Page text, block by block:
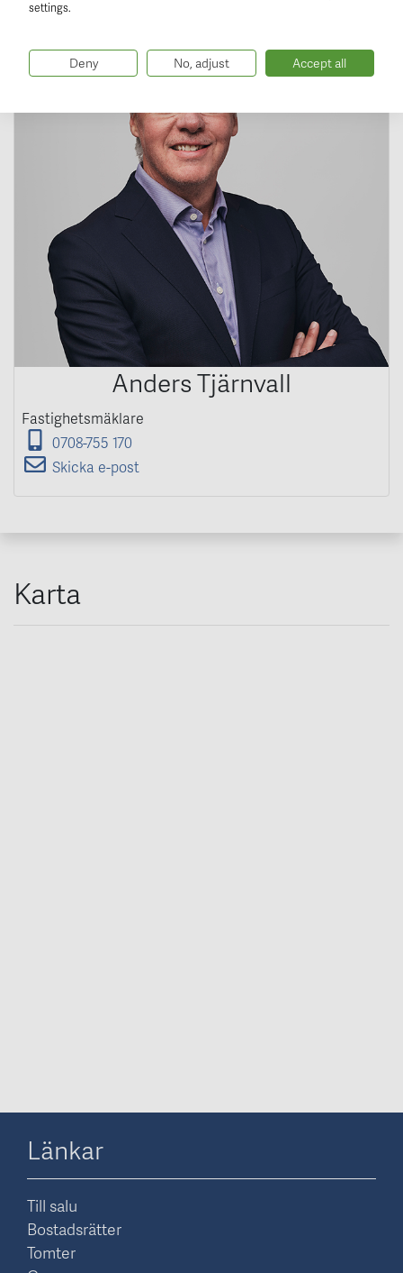
Anders Tjärnvall
Fastighetsmäklare
0708-755 170
Skicka e-post
Karta
Länkar
Till salu
Bostadsrätter
Tomter
settings.
Deny No, adjust Accept all